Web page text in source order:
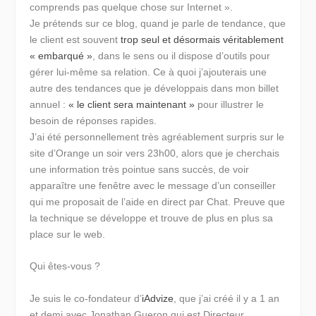
comprends pas quelque chose sur Internet ».
Je prétends sur ce blog, quand je parle de tendance, que
le client est souventtrop seul et désormais véritablement
« embarqué » , dans le sens ou il dispose d’outils pour
gérer lui-même sa relation. Ce à quoi j’ajouterais une
autre des tendances que je développais dans mon billet
annuel :« le client sera maintenant » pour illustrer le
besoin de réponses rapides.
J’ai été personnellement très agréablement surpris sur le
site d’Orange un soir vers 23h00, alors que je cherchais
une information très pointue sans succès, de voir
apparaître une fenêtre avec le message d’un conseiller
qui me proposait de l’aide en direct par Chat. Preuve que
la technique se développe et trouve de plus en plus sa
place sur le web.
Qui êtes-vous ?
Je suis le co-fondateur d’iAdvize , que j’ai créé il y a 1 an